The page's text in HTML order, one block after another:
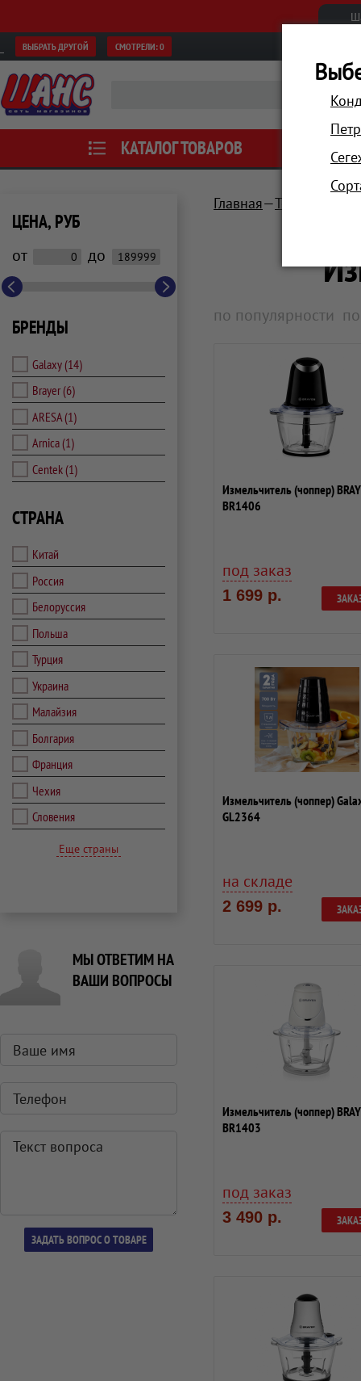
ВЫБРАТЬ ДРУГОЙ СМОТРЕЛИ:0
КАТАЛОГ ТОВАРОВ АКЦИИ
ЦЕНА, РУБ
от до
БРЕНДЫ
Galaxy(14)
Brayer(6)
ARESA(1)
Arnica(1)
Centek(1)
СТРАНА
Китай
Россия
Белоруссия
Польша
Турция
Украина
Малайзия
Болгария
Франция
Чехия
Словения
Еще страны
МЫ ОТВЕТИМ НА
ВАШИ ВОПРОСЫ
Главная Техника для
по популярности
Измельчитель (чоппер)
BR1406
под заказ
1 699 р.
Измельчитель (чоппер)
GL2364
на складе
2 699 р.
Измельчитель (чоппер)
BR1403
под заказ
3 490 р.